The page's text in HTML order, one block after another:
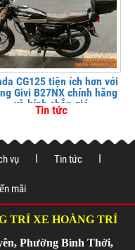
CG125 tiện ích hơn với
Givi B27NX chính hãng
và kính chắn gió
Tin tức
vụ Tin tức
mãi
TRÍ XE HOÀNG TRÍ
Phường Bình Thới,